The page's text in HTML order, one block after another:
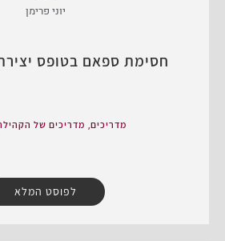
יוני פרימן
חסימת ספאם בטופס
מדריכים, מדריכים של
לפוסט המלא